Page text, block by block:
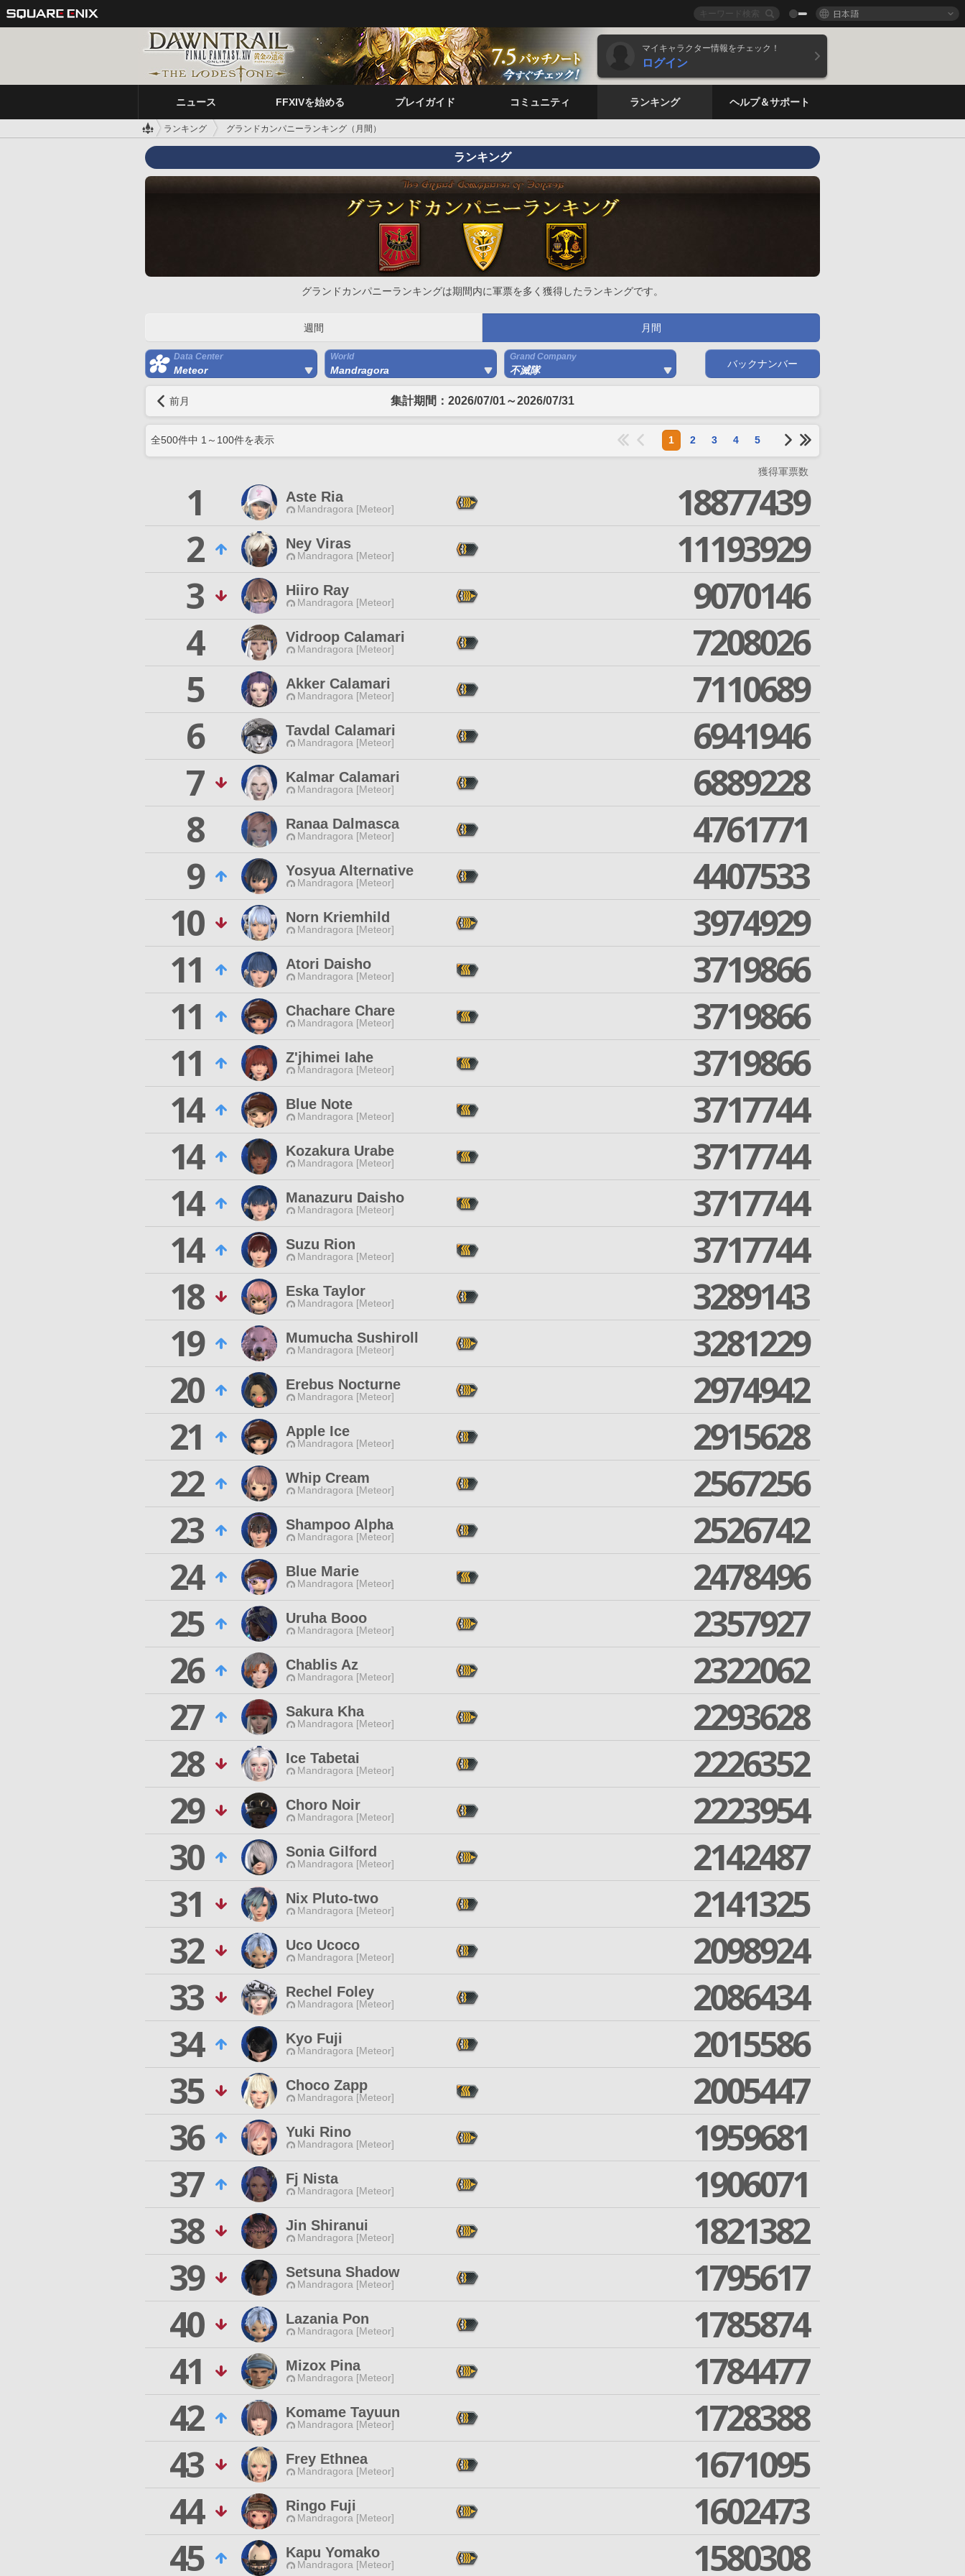
日本語
マイキャラクター情報をチェック！
ログイン
ニュース FFXIVを始める プレイガイド コミュニティ ランキング ヘルプ＆サポート
ランキング グランドカンパニーランキング（月間）
ランキング
グランドカンパニーランキングは期間内に軍票を多く獲得したランキングです。
週間 月間
Data Center
Meteor
World
Mandragora
Grand Company
不滅隊
バックナンバー
前月 集計期間：2026/07/01～2026/07/31
全500件中 1 ～ 100件を表示 1 2 3 4 5
獲得軍票数
1 Aste Ria
Mandragora [Meteor]
18877439
2
Ney Viras
Mandragora [Meteor]
11193929
3
Hiiro Ray
Mandragora [Meteor]
9070146
4
Vidroop Calamari
Mandragora [Meteor]
7208026
5
Akker Calamari
Mandragora [Meteor]
7110689
6
Tavdal Calamari
Mandragora [Meteor]
6941946
7
Kalmar Calamari
Mandragora [Meteor]
6889228
8
Ranaa Dalmasca
Mandragora [Meteor]
4761771
9
Yosyua Alternative
Mandragora [Meteor]
4407533
10
Norn Kriemhild
Mandragora [Meteor]
3974929
11
Atori Daisho
Mandragora [Meteor]
3719866
11
Chachare Chare
Mandragora [Meteor]
3719866
11
Z'jhimei Iahe
Mandragora [Meteor]
3719866
14
Blue Note
Mandragora [Meteor]
3717744
14
Kozakura Urabe
Mandragora [Meteor]
3717744
14
Manazuru Daisho
Mandragora [Meteor]
3717744
14
Suzu Rion
Mandragora [Meteor]
3717744
18
Eska Taylor
Mandragora [Meteor]
3289143
19
Mumucha Sushiroll
Mandragora [Meteor]
3281229
20
Erebus Nocturne
Mandragora [Meteor]
2974942
21
Apple Ice
Mandragora [Meteor]
2915628
22
Whip Cream
Mandragora [Meteor]
2567256
23
Shampoo Alpha
Mandragora [Meteor]
2526742
24
Blue Marie
Mandragora [Meteor]
2478496
25
Uruha Booo
Mandragora [Meteor]
2357927
26
Chablis Az
Mandragora [Meteor]
2322062
27
Sakura Kha
Mandragora [Meteor]
2293628
28
Ice Tabetai
Mandragora [Meteor]
2226352
29
Choro Noir
Mandragora [Meteor]
2223954
30
Sonia Gilford
Mandragora [Meteor]
2142487
31
Nix Pluto-two
Mandragora [Meteor]
2141325
32
Uco Ucoco
Mandragora [Meteor]
2098924
33
Rechel Foley
Mandragora [Meteor]
2086434
34
Kyo Fuji
Mandragora [Meteor]
2015586
35
Choco Zapp
Mandragora [Meteor]
2005447
36
Yuki Rino
Mandragora [Meteor]
1959681
37
Fj Nista
Mandragora [Meteor]
1906071
38
Jin Shiranui
Mandragora [Meteor]
1821382
39
Setsuna Shadow
Mandragora [Meteor]
1795617
40
Lazania Pon
Mandragora [Meteor]
1785874
41
Mizox Pina
Mandragora [Meteor]
1784477
42
Komame Tayuun
Mandragora [Meteor]
1728388
43
Frey Ethnea
Mandragora [Meteor]
1671095
44
Ringo Fuji
Mandragora [Meteor]
1602473
45
Kapu Yomako
Mandragora [Meteor] 1580308